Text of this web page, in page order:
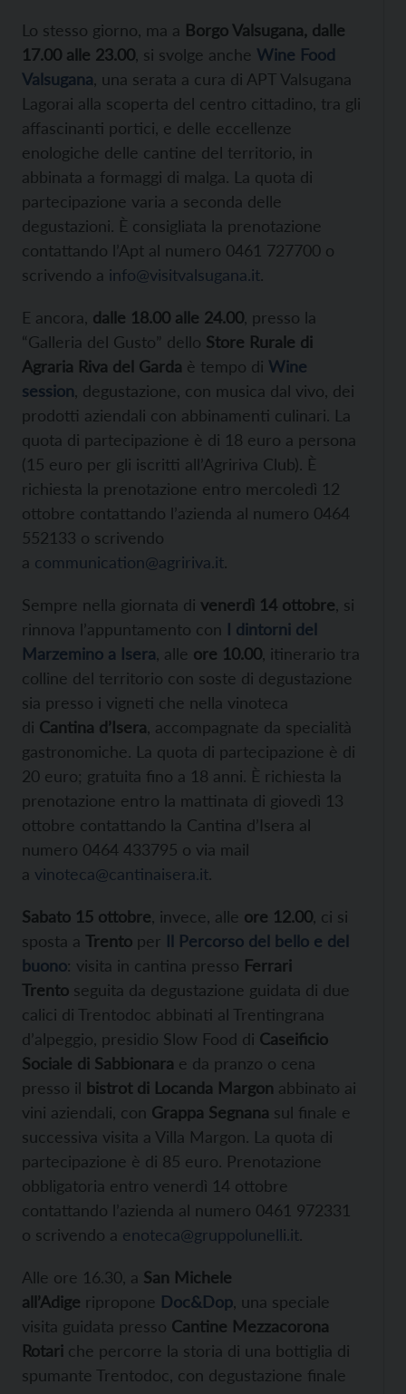
Lo stesso giorno, ma a Borgo Valsugana, dalle
17.00 alle 23.00 , si svolge anche Wine Food
Valsugana , una serata a cura di APT Valsugana
Lagorai alla scoperta del centro cittadino, tra gli
affascinanti portici, e delle eccellenze
enologiche delle cantine del territorio, in
abbinata a formaggi di malga. La quota di
partecipazione varia a seconda delle
degustazioni. È consigliata la prenotazione
contattando l’Apt al numero 0461 727700 o
scrivendo a info@visitvalsugana.it.
E ancora, dalle 18.00 alle 24.00 , presso la
“Galleria del Gusto” dello Store Rurale di
Agraria Riva del Garda è tempo di Wine
session , degustazione, con musica dal vivo, dei
prodotti aziendali con abbinamenti culinari. La
quota di partecipazione è di 18 euro a persona
(15 euro per gli iscritti all’Agririva Club). È
richiesta la prenotazione entro mercoledì 12
ottobre contattando l’azienda al numero 0464
552133 o scrivendo
a communication@agririva.it.
Sempre nella giornata di venerdì 14 ottobre , si
rinnova l’appuntamento con I dintorni del
Marzemino a Isera , alle ore 10.00 , itinerario tra
colline del territorio con soste di degustazione
sia presso i vigneti che nella vinoteca
di Cantina d’Isera , accompagnate da specialità
gastronomiche. La quota di partecipazione è di
20 euro; gratuita fino a 18 anni. È richiesta la
prenotazione entro la mattinata di giovedì 13
ottobre contattando la Cantina d’Isera al
numero 0464 433795 o via mail
a vinoteca@cantinaisera.it.
Sabato 15 ottobre , invece, alle ore 12.00 , ci si
sposta a Trento per Il Percorso del bello e del
buono: visita in cantina presso Ferrari
Trento seguita da degustazione guidata di due
calici di Trentodoc abbinati al Trentingrana
d’alpeggio, presidio Slow Food di Caseificio
Sociale di Sabbionara e da pranzo o cena
presso il bistrot di Locanda Margon abbinato ai
vini aziendali, con Grappa Segnana sul finale e
successiva visita a Villa Margon. La quota di
partecipazione è di 85 euro. Prenotazione
obbligatoria entro venerdì 14 ottobre
contattando l’azienda al numero 0461 972331
o scrivendo a enoteca@gruppolunelli.it.
Alle ore 16.30, a San Michele
all’Adige ripropone Doc&Dop , una speciale
visita guidata presso Cantine Mezzacorona
Rotari che percorre la storia di una bottiglia di
spumante Trentodoc, con degustazione finale